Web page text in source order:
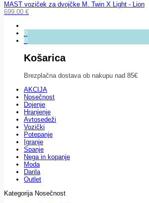
MAST voziček za dvojčke M. Twin X Light - Lion
699.00 €
0
0
Košarica
Brezplačna dostava ob nakupu nad 85€
AKCIJA
Nosečnost
Dojenje
Hranjenje
Avtosedeži
Vozički
Potepanje
Igranje
Spanje
Nega in kopanje
Moda
Darila
Outlet
Kategorija Nosečnost